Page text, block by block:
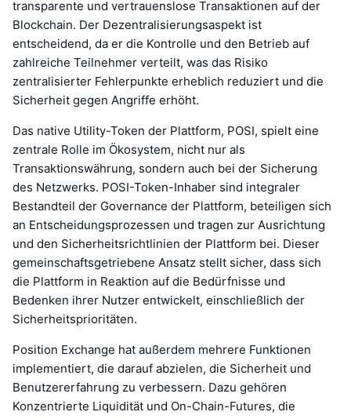
transparente und vertrauenslose Transaktionen auf der
Blockchain. Der Dezentralisierungsaspekt ist
entscheidend, da er die Kontrolle und den Betrieb auf
zahlreiche Teilnehmer verteilt, was das Risiko
zentralisierter Fehlerpunkte erheblich reduziert und die
Sicherheit gegen Angriffe erhöht.
Das native Utility-Token der Plattform, POSI, spielt eine
zentrale Rolle im Ökosystem, nicht nur als
Transaktionswährung, sondern auch bei der Sicherung
des Netzwerks. POSI-Token-Inhaber sind integraler
Bestandteil der Governance der Plattform, beteiligen sich
an Entscheidungsprozessen und tragen zur Ausrichtung
und den Sicherheitsrichtlinien der Plattform bei. Dieser
gemeinschaftsgetriebene Ansatz stellt sicher, dass sich
die Plattform in Reaktion auf die Bedürfnisse und
Bedenken ihrer Nutzer entwickelt, einschließlich der
Sicherheitsprioritäten.
Position Exchange hat außerdem mehrere Funktionen
implementiert, die darauf abzielen, die Sicherheit und
Benutzererfahrung zu verbessern. Dazu gehören
Konzentrierte Liquidität und On-Chain-Futures, die